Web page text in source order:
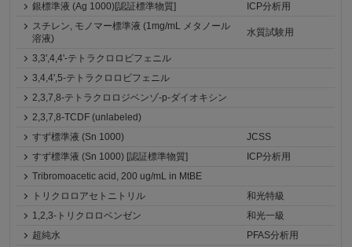
銀標準液 (Ag 1000)[認証標準物質]
ICP分析用
スチレン, モノマー標準液 (1mg/mL メタノール
溶液)
水質試験用
3,3',4,4'-テトラクロロビフェニル
3,4,4',5-テトラクロロビフェニル
2,3,7,8-テトラクロロジベンゾ-p-ダイオキシン
2,3,7,8-TCDF (unlabeled)
すず標準液 (Sn 1000)
JCSS
すず標準液 (Sn 1000) [認証標準物質]
ICP分析用
Tribromoacetic acid, 200 ug/mL in MtBE
トリクロロアセトニトリル
和光特級
1,2,3-トリクロロベンゼン
和光一級
超純水
PFAS分析用